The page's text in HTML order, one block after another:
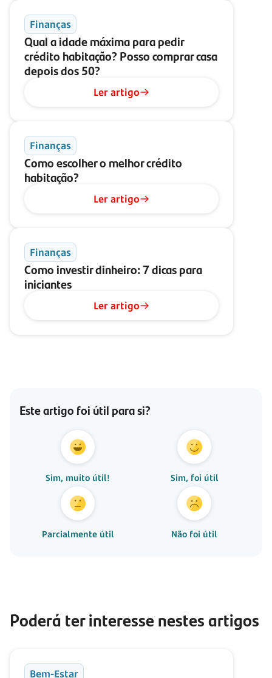
Finanças
Qual a idade máxima para pedir
crédito habitação? Posso comprar casa
depois dos 50?
Ler artigo
Finanças
Como escolher o melhor crédito
habitação?
Ler artigo
Finanças
Como investir dinheiro: 7 dicas para
iniciantes
Ler artigo
Este artigo foi útil para si?
Sim, muito útil! Sim, foi útil
Parcialmente útil Não foi útil
Poderá ter interesse nestes artigos
Bem-Estar